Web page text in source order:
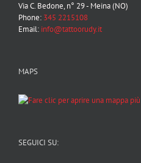
Via C. Bedone, n° 29 - Meina (NO)
Phone: 345 2215108
Email: info@tattoorudy.it
MAPS
SEGUICI SU: